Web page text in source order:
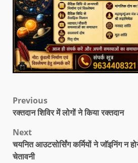
Previous
रक्तदान शिविर में लोगों ने किया रक्तदान
Next
चयनित आउटसोर्सिंग कर्मियों ने जॉइनिंग न
चेतावनी